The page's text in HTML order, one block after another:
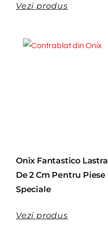
Vezi produs
Onix Fantastico Lastra
De 2 Cm Pentru Piese
Speciale
Vezi produs